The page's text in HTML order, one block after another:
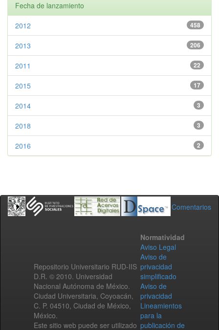
Fecha de lanzamiento
458
2012
206
2013
22
2011
17
2015
3
2014
3
2018
2
2016
Comentarios
Repositorio Universitario RUD-IIS
D.R. © 2010. Universidad
Nacional Autónoma de México.
Ciudad Universitaria, Coyoacán,
C. P. 04510, Ciudad de México,
México.
Este sitio web puede ser utilizado
Normatividad
Aviso Legal
Aviso de
privacidad
simplificado
Aviso de
privacidad
Lineamientos
para la
publicación de